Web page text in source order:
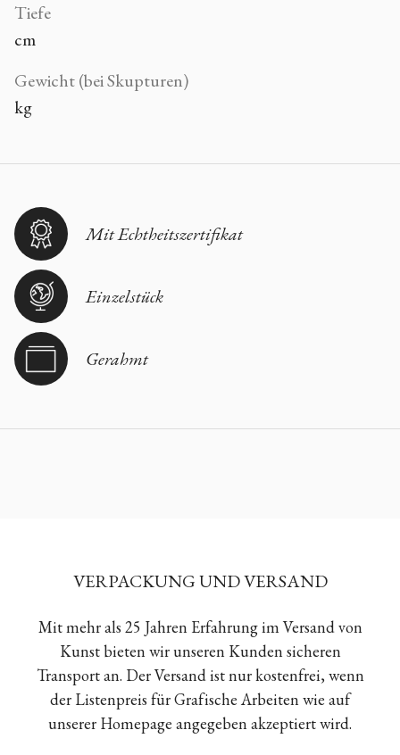
Tiefe
cm
Gewicht (bei Skupturen)
kg
Mit Echtheitszertifikat
Einzelstück
Gerahmt
VERPACKUNG UND VERSAND
Mit mehr als 25 Jahren Erfahrung im Versand von
Kunst bieten wir unseren Kunden sicheren
Transport an. Der Versand ist nur kostenfrei, wenn
der Listenpreis für Grafische Arbeiten wie auf
unserer Homepage angegeben akzeptiert wird.